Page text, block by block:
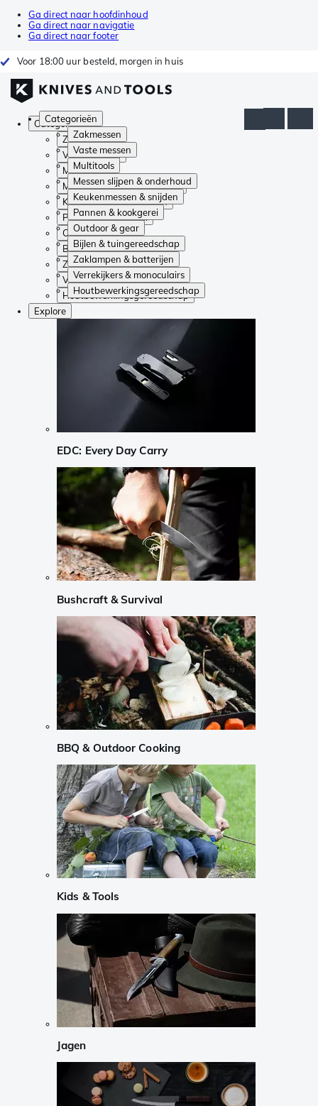
Ga direct naar hoofdinhoud
Ga direct naar navigatie
Ga direct naar footer
Voor 18:00 uur besteld, morgen in huis
Categorieën
Zakmessen
Vaste messen
Multitools
Messen slijpen & onderhoud
Keukenmessen & snijden
Pannen & kookgerei
Outdoor & gear
Bijlen & tuingereedschap
Zaklampen & batterijen
Verrekijkers & monoculairs
Houtbewerkingsgereedschap
Categorieën
Zakmessen
Vaste messen
Multitools
Messen slijpen & onderhoud
Keukenmessen & snijden
Pannen & kookgerei
Outdoor & gear
Bijlen & tuingereedschap
Zaklampen & batterijen
Verrekijkers & monoculairs
Houtbewerkingsgereedschap
Explore
EDC: Every Day Carry
Bushcraft & Survival
BBQ & Outdoor Cooking
Kids & Tools
Jagen